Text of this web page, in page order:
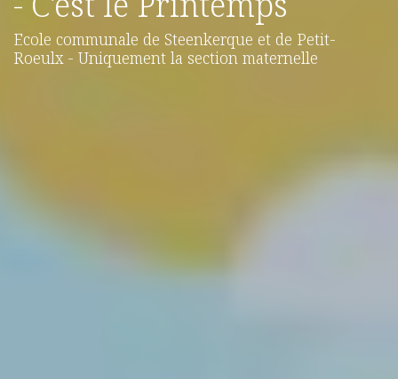
Ecole communale de Steenkerque et de Petit-
Roeulx - Uniquement la section maternelle